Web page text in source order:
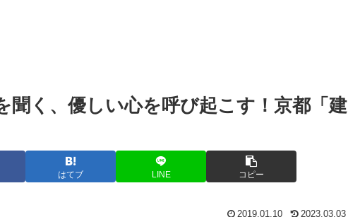
聞く、優しい心を呼び起こす！京都「建
はてブ LINE コピー
2019.01.10 2023.03.03